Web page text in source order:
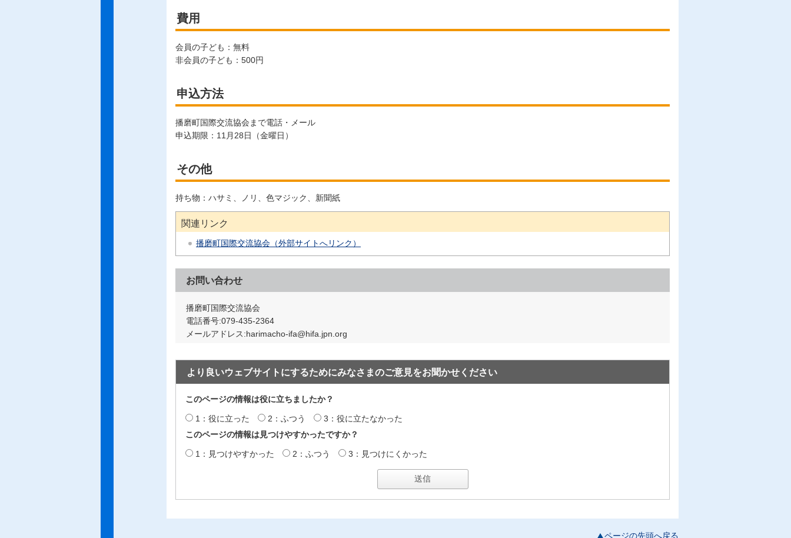
費用
会員の子ども：無料
非会員の子ども：500円
申込方法
播磨町国際交流協会まで電話・メール
申込期限：11月28日（金曜日）
その他
持ち物：ハサミ、ノリ、色マジック、新聞紙
関連リンク
播磨町国際交流協会（外部サイトへリンク）
お問い合わせ
播磨町国際交流協会
電話番号:079-435-2364
メールアドレス:harimacho-ifa@hifa.jpn.org
より良いウェブサイトにするためにみなさまのご意見をお聞かせください
このページの情報は役に立ちましたか？
1：役に立った 2：ふつう
3：役に立たなかった
このページの情報は見つけやすかったですか？
1：見つけやすかった 2：ふつう 3：見つけにくかった
ページの先頭へ戻る